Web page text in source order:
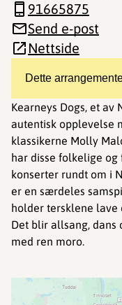
Dette
Kearneys Dogs, et av
autentisk opplevelse
klassikerne Molly
har disse folkelige
konserter rundt om i
er en særdeles
holder tersklene lave
Det blir allsang, dans
med ren moro.
91665875
Send e-post
Nettside